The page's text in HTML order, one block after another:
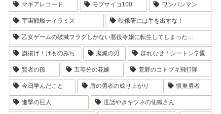
マギアレコード モブサイコ100 ワンパンマン
宇宙戦艦ティラミス 映像研には手を出すな！
乙女ゲームの破滅フラグしかない悪役令嬢に転生してしまった…
旗揚げ！けものみち 鬼滅の刃 群れなせ！シートン学園
賢者の孫 五等分の花嫁 荒野のコトブキ飛行隊
今日学んだこと 盾の勇者の成り上がり 慎重勇者
進撃の巨人 世話やきキツネの仙狐さん